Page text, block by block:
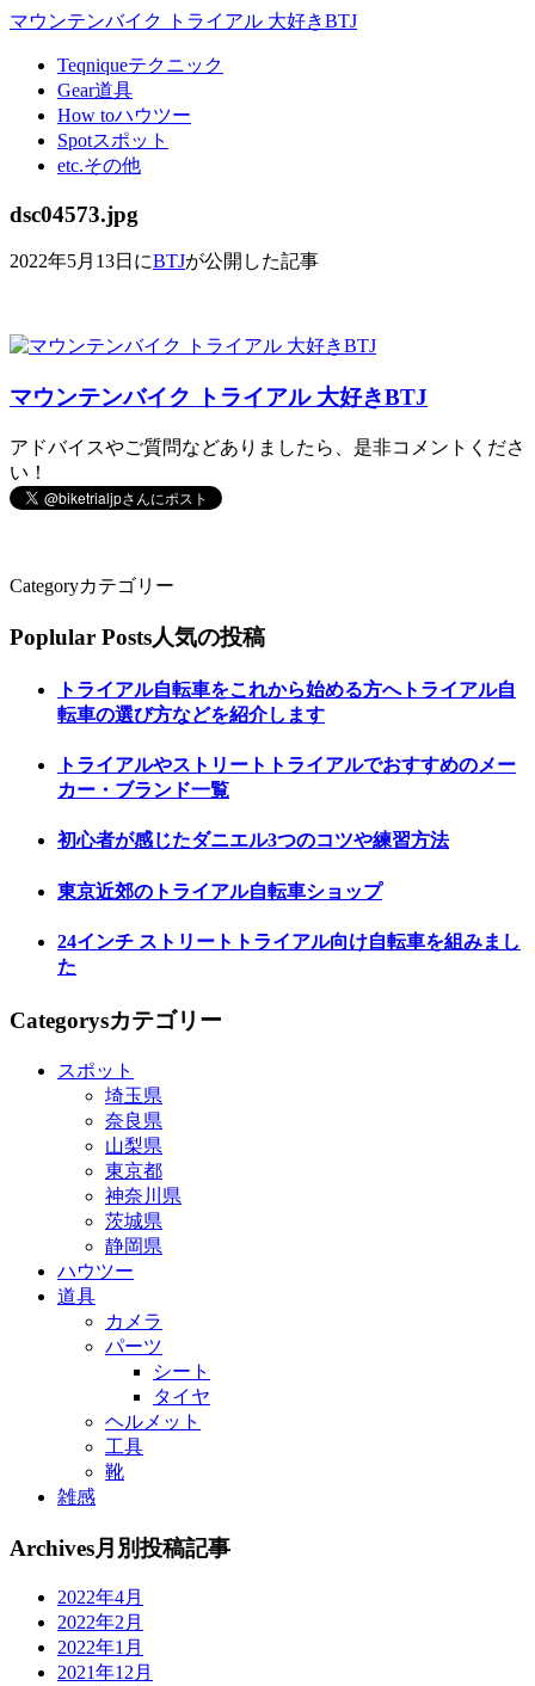
マウンテンバイク トライアル 大好きBTJ
Teqniqueテクニック
Gear道具
How toハウツー
Spotスポット
etc.その他
dsc04573.jpg
2022年5月13日にBTJが公開した記事
マウンテンバイク トライアル 大好きBTJ
アドバイスやご質問などありましたら、是非コメントくださ
い！
Categoryカテゴリー
Poplular Posts人気の投稿
トライアル自転車をこれから始める方へトライアル自
転車の選び方などを紹介します
トライアルやストリートトライアルでおすすめのメー
カー・ブランド一覧
初心者が感じたダニエル3つのコツや練習方法
東京近郊のトライアル自転車ショップ
24インチ ストリートトライアル向け自転車を組みまし
た
Categorysカテゴリー
スポット
埼玉県
奈良県
山梨県
東京都
神奈川県
茨城県
静岡県
ハウツー
道具
カメラ
パーツ
シート
タイヤ
ヘルメット
工具
靴
雑感
Archives月別投稿記事
2022年4月
2022年2月
2022年1月
2021年12月